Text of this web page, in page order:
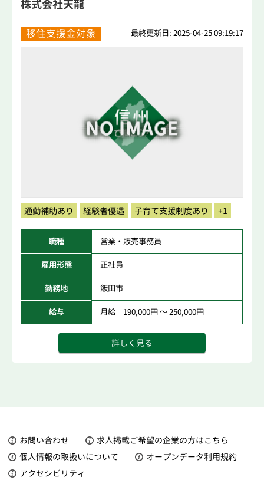
株式会社天龍
移住支援金対象 最終更新日: 2025-04-25 09:19:17
通勤補助あり 経験者優遇 子育て支援制度あり +1
職種 営業・販売事務員
雇用形態 正社員
勤務地 飯田市
給与 月給 190,000円 ～ 250,000円
詳しく見る
お問い合わせ
求人掲載ご希望の企業の方はこちら
個人情報の取扱いについて
オープンデータ利用規約
アクセシビリティ